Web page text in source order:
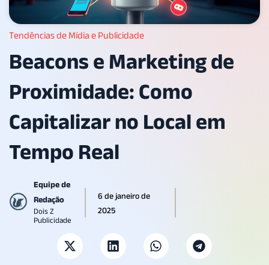
Tendências de Mídia e Publicidade
Beacons e Marketing de
Proximidade: Como
Capitalizar no Local em
Tempo Real
Equipe de
Redação
Dois Z
Publicidade
6 de janeiro de
2025